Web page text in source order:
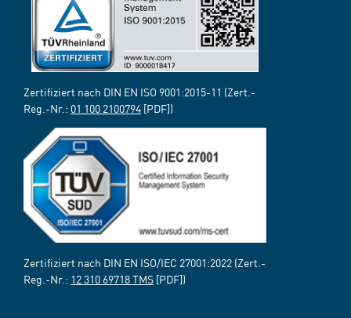
Zertifiziert nach DIN EN ISO 9001:2015-11 (Zert.-
Reg.-Nr.: 01 100 2100794 [PDF])
Zertifiziert nach DIN EN ISO/IEC 27001:2022 (Zert.-
Reg.-Nr.: 12 310 69718 TMS [PDF])